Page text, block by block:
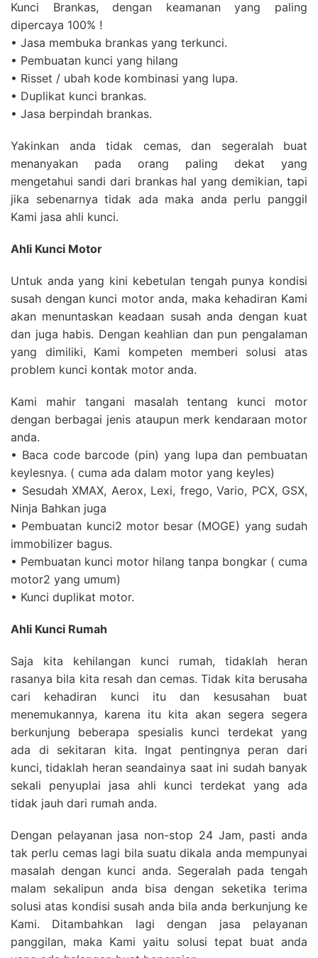
Kunci Brankas, dengan keamanan yang paling
dipercaya 100% !
• Jasa membuka brankas yang terkunci.
• Pembuatan kunci yang hilang
• Risset / ubah kode kombinasi yang lupa.
• Duplikat kunci brankas.
• Jasa berpindah brankas.
Yakinkan anda tidak cemas, dan segeralah buat
menanyakan pada orang paling dekat yang
mengetahui sandi dari brankas hal yang demikian, tapi
jika sebenarnya tidak ada maka anda perlu panggil
Kami jasa ahli kunci.
Ahli Kunci Motor
Untuk anda yang kini kebetulan tengah punya kondisi
susah dengan kunci motor anda, maka kehadiran Kami
akan menuntaskan keadaan susah anda dengan kuat
dan juga habis. Dengan keahlian dan pun pengalaman
yang dimiliki, Kami kompeten memberi solusi atas
problem kunci kontak motor anda.
Kami mahir tangani masalah tentang kunci motor
dengan berbagai jenis ataupun merk kendaraan motor
anda.
• Baca code barcode (pin) yang lupa dan pembuatan
keylesnya. ( cuma ada dalam motor yang keyles)
• Sesudah XMAX, Aerox, Lexi, frego, Vario, PCX, GSX,
Ninja Bahkan juga
• Pembuatan kunci2 motor besar (MOGE) yang sudah
immobilizer bagus.
• Pembuatan kunci motor hilang tanpa bongkar ( cuma
motor2 yang umum)
• Kunci duplikat motor.
Ahli Kunci Rumah
Saja kita kehilangan kunci rumah, tidaklah heran
rasanya bila kita resah dan cemas. Tidak kita berusaha
cari kehadiran kunci itu dan kesusahan buat
menemukannya, karena itu kita akan segera segera
berkunjung beberapa spesialis kunci terdekat yang
ada di sekitaran kita. Ingat pentingnya peran dari
kunci, tidaklah heran seandainya saat ini sudah banyak
sekali penyuplai jasa ahli kunci terdekat yang ada
tidak jauh dari rumah anda.
Dengan pelayanan jasa non-stop 24 Jam, pasti anda
tak perlu cemas lagi bila suatu dikala anda mempunyai
masalah dengan kunci anda. Segeralah pada tengah
malam sekalipun anda bisa dengan seketika terima
solusi atas kondisi susah anda bila anda berkunjung ke
Kami. Ditambahkan lagi dengan jasa pelayanan
panggilan, maka Kami yaitu solusi tepat buat anda